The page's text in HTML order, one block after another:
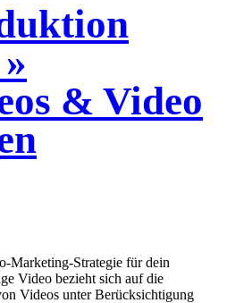
& Video
Marketing-Strategie für dein
Video bezieht sich auf die
Videos unter Berücksichtigung